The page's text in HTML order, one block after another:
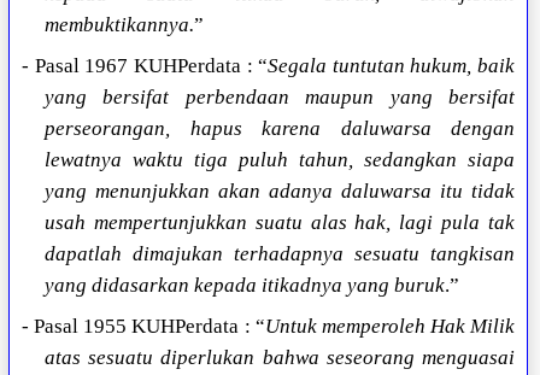
membuktikannya.”
- Pasal 1967 KUHPerdata : “Segala tuntutan hukum, baik
yang bersifat perbendaan maupun yang bersifat
perseorangan, hapus karena daluwarsa dengan
lewatnya waktu tiga puluh tahun, sedangkan siapa
yang menunjukkan akan adanya daluwarsa itu tidak
usah mempertunjukkan suatu alas hak, lagi pula tak
dapatlah dimajukan terhadapnya sesuatu tangkisan
yang didasarkan kepada itikadnya yang buruk.”
- Pasal 1955 KUHPerdata : “Untuk memperoleh Hak Milik
atas sesuatu diperlukan bahwa seseorang menguasai